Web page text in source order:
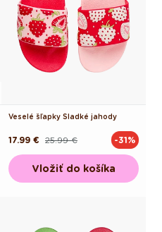
Veselé šľapky Sladké jahody
Pôvodná25.99 €
Akciová
17.99 € -31%
Vložiť do košíka